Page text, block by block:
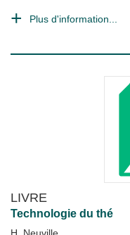
Plus d'information...
LIVRE
Technologie du thé